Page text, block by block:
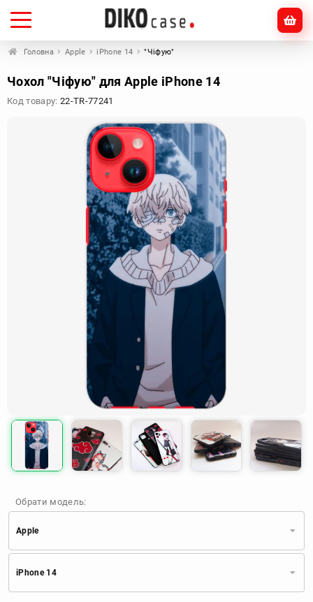
Головна Apple iPhone 14 "Чіфую"
Чохол "Чіфую" для Apple iPhone 14
Код товару: 22-TR-77241
Обрати модель:
Apple
Apple
Huawei
TECNO
iPhone 14